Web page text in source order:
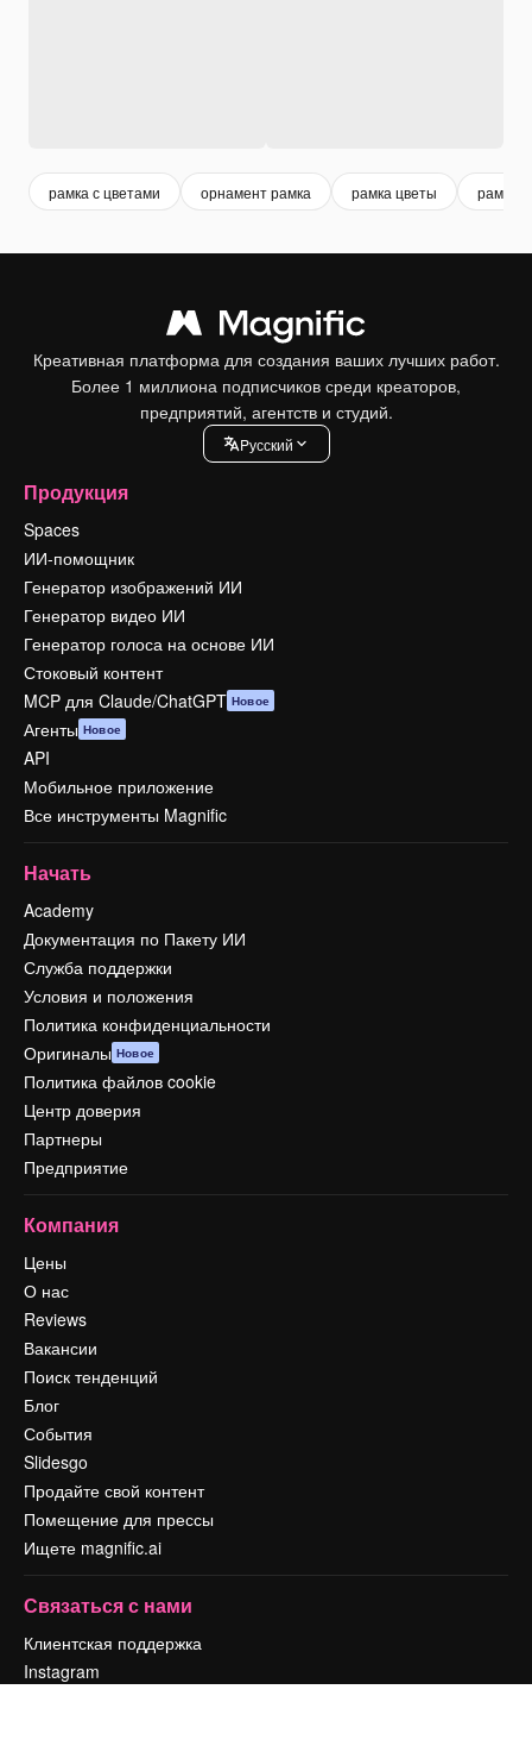
рамка с цветами орнамент рамка рамка цветы рамка
Креативная платформа для создания ваших лучших работ.
Более 1 миллиона подписчиков среди креаторов,
предприятий, агентств и студий.
Pусский
Продукция
Spaces
ИИ-помощник
Генератор изображений ИИ
Генератор видео ИИ
Генератор голоса на основе ИИ
Стоковый контент
MCP для Claude/ChatGPT Новое
Агенты Новое
API
Мобильное приложение
Все инструменты Magnific
Начать
Academy
Документация по Пакету ИИ
Служба поддержки
Условия и положения
Политика конфиденциальности
Оригиналы Новое
Политика файлов cookie
Центр доверия
Партнеры
Предприятие
Компания
Цены
О нас
Reviews
Вакансии
Поиск тенденций
Блог
События
Slidesgo
Продайте свой контент
Помещение для прессы
Ищете magnific.ai
Связаться с нами
Клиентская поддержка
Instagram